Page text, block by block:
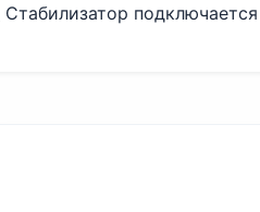
Стабилизатор